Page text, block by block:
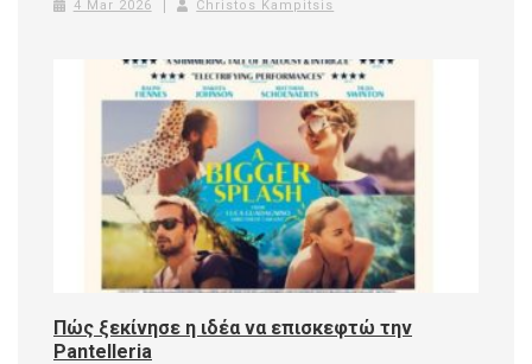
4 Mar 2026 Christos Kampitsis
Πώς ξεκίνησε η ιδέα να επισκεφτώ την
Pantelleria